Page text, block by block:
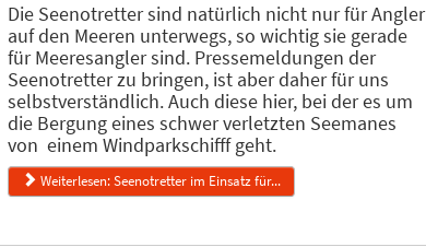
Die Seenotretter sind natürlich nicht nur für Angler
auf den Meeren unterwegs, so wichtig sie gerade
für Meeresangler sind. Pressemeldungen der
Seenotretter zu bringen, ist aber daher für uns
selbstverständlich. Auch diese hier, bei der es um
die Bergung eines schwer verletzten Seemanes
von einem Windparkschifff geht.
Weiterlesen: Seenotretter im Einsatz für...